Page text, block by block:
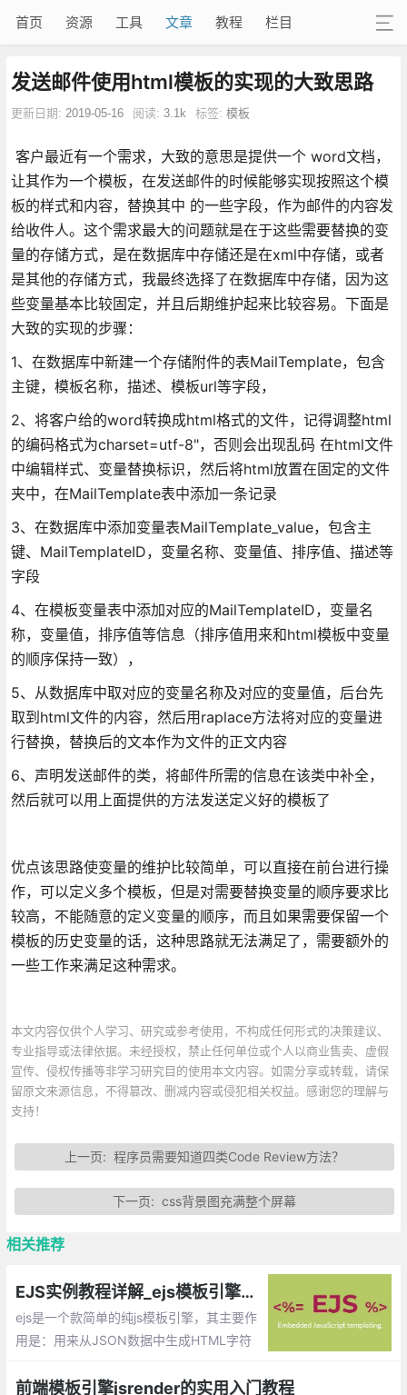
首页 资源 工具 文章 教程 栏目
发送邮件使用html模板的实现的大致思路
更新日期: 2019-05-16 阅读: 3.1k 标签: 模板
客户最近有一个需求，大致的意思是提供一个 word文档，
让其作为一个模板，在发送邮件的时候能够实现按照这个模
板的样式和内容，替换其中 的一些字段，作为邮件的内容发
给收件人。这个需求最大的问题就是在于这些需要替换的变
量的存储方式，是在数据库中存储还是在xml中存储，或者
是其他的存储方式，我最终选择了在数据库中存储，因为这
些变量基本比较固定，并且后期维护起来比较容易。下面是
大致的实现的步骤：
1、在数据库中新建一个存储附件的表MailTemplate，包含
主键，模板名称，描述、模板url等字段，
2、将客户给的word转换成html格式的文件，记得调整html
的编码格式为charset=utf-8"，否则会出现乱码 在html文件
中编辑样式、变量替换标识，然后将html放置在固定的文件
夹中，在MailTemplate表中添加一条记录
3、在数据库中添加变量表MailTemplate_value，包含主
键、MailTemplateID，变量名称、变量值、排序值、描述等
字段
4、在模板变量表中添加对应的MailTemplateID，变量名
称，变量值，排序值等信息（排序值用来和html模板中变量
的顺序保持一致），
5、从数据库中取对应的变量名称及对应的变量值，后台先
取到html文件的内容，然后用raplace方法将对应的变量进
行替换，替换后的文本作为文件的正文内容
6、声明发送邮件的类，将邮件所需的信息在该类中补全，
然后就可以用上面提供的方法发送定义好的模板了
优点该思路使变量的维护比较简单，可以直接在前台进行操
作，可以定义多个模板，但是对需要替换变量的顺序要求比
较高，不能随意的定义变量的顺序，而且如果需要保留一个
模板的历史变量的话，这种思路就无法满足了，需要额外的
一些工作来满足这种需求。
本文内容仅供个人学习、研究或参考使用，不构成任何形式的决策建议、
专业指导或法律依据。未经授权，禁止任何单位或个人以商业售卖、虚假
宣传、侵权传播等非学习研究目的使用本文内容。如需分享或转载，请保
留原文来源信息，不得篡改、删减内容或侵犯相关权益。感谢您的理解与
支持！
上一页: 程序员需要知道四类Code Review方法？
下一页: css背景图充满整个屏幕
相关推荐
EJS实例教程详解_ejs模板引擎的使用
ejs是一个款简单的纯js模板引擎，其主要作
用是：用来从JSON数据中生成HTML字符
前端模板引擎jsrender的实用入门教程